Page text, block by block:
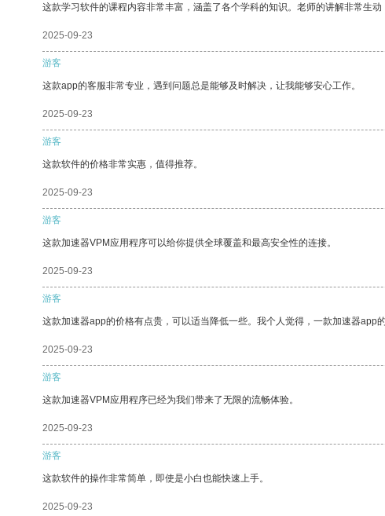
这款学习软件的课程内容非常丰富，涵盖了各个学科的知识。老师的讲解非常生动
2025-09-23
游客
这款app的客服非常专业，遇到问题总是能够及时解决，让我能够安心工作。
2025-09-23
游客
这款软件的价格非常实惠，值得推荐。
2025-09-23
游客
这款加速器VPM应用程序可以给你提供全球覆盖和最高安全性的连接。
2025-09-23
游客
这款加速器app的价格有点贵，可以适当降低一些。我个人觉得，一款加速器app
2025-09-23
游客
这款加速器VPM应用程序已经为我们带来了无限的流畅体验。
2025-09-23
游客
这款软件的操作非常简单，即使是小白也能快速上手。
2025-09-23